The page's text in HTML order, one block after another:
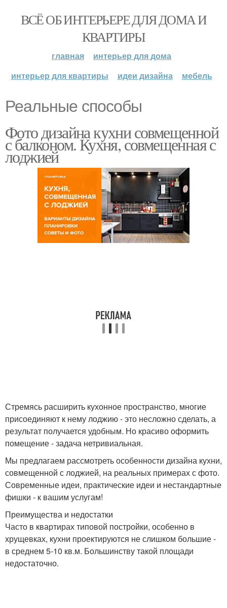
ВСЁ ОБ ИНТЕРЬЕРЕ ДЛЯ ДОМА И
КВАРТИРЫ
главная
интерьер для дома
интерьер для квартиры
идеи дизайна мебель
Реальные способы
Фото дизайна кухни совмещенной
с балконом. Кухня, совмещенная с
лоджией
Стремясь расширить кухонное пространство, многие
присоединяют к нему лоджию - это несложно сделать, а
результат получается удобным. Но красиво оформить
помещение - задача нетривиальная.
Мы предлагаем рассмотреть особенности дизайна кухни,
совмещенной с лоджией, на реальных примерах с фото.
Современные идеи, практические идеи и нестандартные
фишки - к вашим услугам!
Преимущества и недостатки
Часто в квартирах типовой постройки, особенно в
хрущевках, кухни проектируются не слишком большие -
в среднем 5-10 кв.м. Большинству такой площади
недостаточно.